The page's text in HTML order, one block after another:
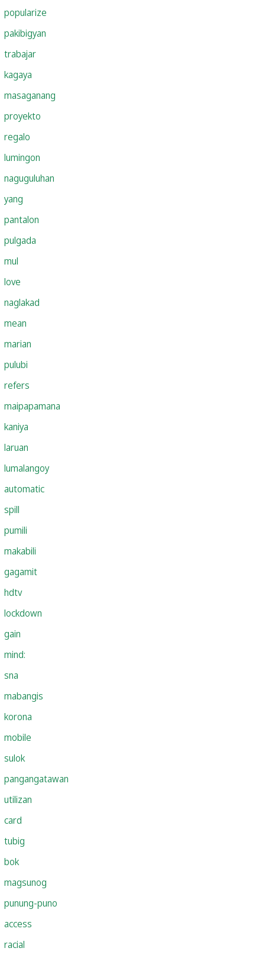
popularize
pakibigyan
trabajar
kagaya
masaganang
proyekto
regalo
lumingon
naguguluhan
yang
pantalon
pulgada
mul
love
naglakad
mean
marian
pulubi
refers
maipapamana
kaniya
laruan
lumalangoy
automatic
spill
pumili
makabili
gagamit
hdtv
lockdown
gain
mind:
sna
mabangis
korona
mobile
sulok
pangangatawan
utilizan
card
tubig
bok
magsunog
punung-puno
access
racial